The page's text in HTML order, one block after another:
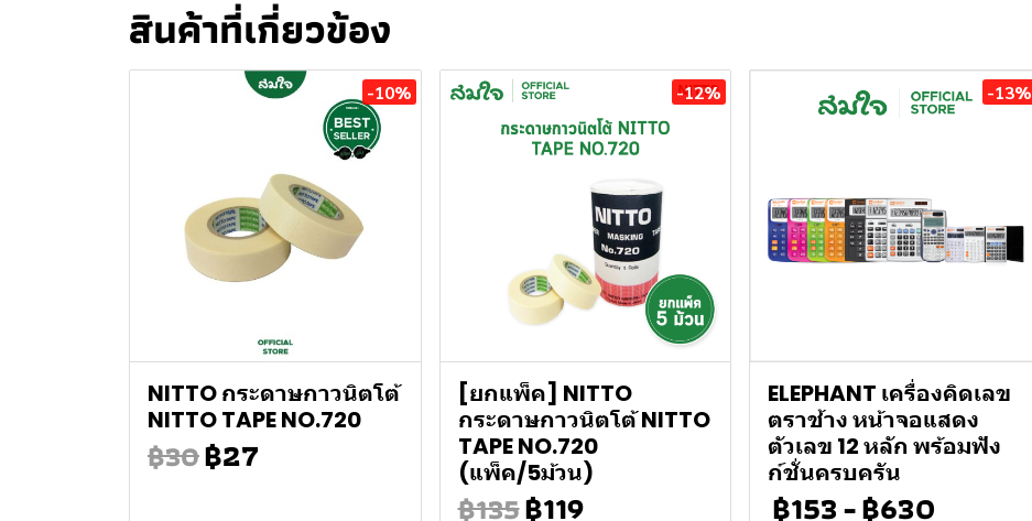
สินค้าที่เกี่ยวข้อง
-10%
NITTO กระดาษกาวนิตโต้
NITTO TAPE NO.720
฿30฿27
-12%
[ยกแพ็ค] NITTO
กระดาษกาวนิตโต้ NITTO
TAPE NO.720
(แพ็ค/5ม้วน)
฿135฿119
-13%
ELEPHANT เครื่องคิดเลข
ตราช้าง หน้าจอแสดง
ตัวเลข 12 หลัก พร้อมฟัง
ก์ชั่นครบครัน
฿153-฿630